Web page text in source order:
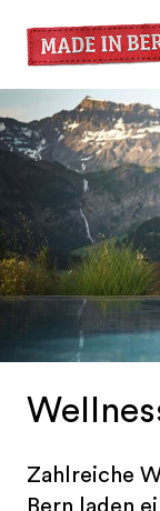
Zahlreiche